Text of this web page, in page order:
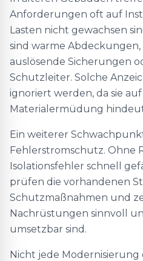
Anforderungen oft auf
Lasten nicht gewachsen
sind warme
auslösende Sicherungen
Schutzleiter. Solche
ignoriert werden, da sie
Materialermüdung
Ein weiterer
Fehlerstromschutz. Ohne
Isolationsfehler schnell
prüfen die vorhandenen
Schutzmaßnahmen und
Nachrüstungen sinnvoll
umsetzbar sind.
Nicht jede